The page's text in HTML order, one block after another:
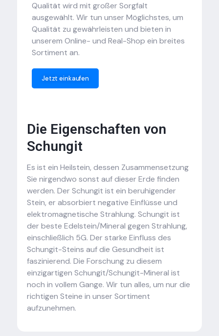
Qualität wird mit großer Sorgfalt
ausgewählt. Wir tun unser Möglichstes, um
Qualität zu gewährleisten und bieten in
unserem Online- und Real-Shop ein breites
Sortiment an.
Jetzt einkaufen
Die Eigenschaften von
Schungit
Es ist ein Heilstein, dessen Zusammensetzung
Sie nirgendwo sonst auf dieser Erde finden
werden. Der Schungit ist ein beruhigender
Stein, er absorbiert negative Einflüsse und
elektromagnetische Strahlung. Schungit ist
der beste Edelstein/Mineral gegen Strahlung,
einschließlich 5G. Der starke Einfluss des
Schungit-Steins auf die Gesundheit ist
faszinierend. Die Forschung zu diesem
einzigartigen Schungit/Schungit-Mineral ist
noch in vollem Gange. Wir tun alles, um nur die
richtigen Steine in unser Sortiment
aufzunehmen.